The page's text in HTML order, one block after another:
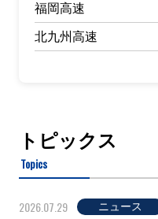
福岡高速
北九州高速
トピックス
Topics
2026.07.29 ニュース